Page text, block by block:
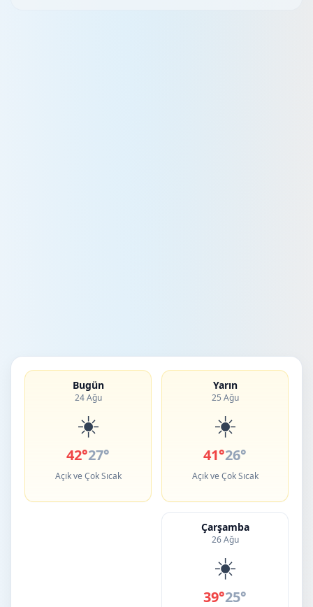
Bugün
24 Ağu
☀️
42°27°
Açık ve Çok Sıcak
Yarın
25 Ağu
☀️
41°26°
Açık ve Çok Sıcak
Çarşamba
26 Ağu
☀️
39°25°